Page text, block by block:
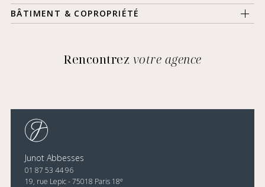
BÂTIMENT & COPROPRIÉTÉ
Rencontrez votre agence
Junot Abbesses
01 87 53 44 96
19, rue Lepic - 75018 Paris 18e